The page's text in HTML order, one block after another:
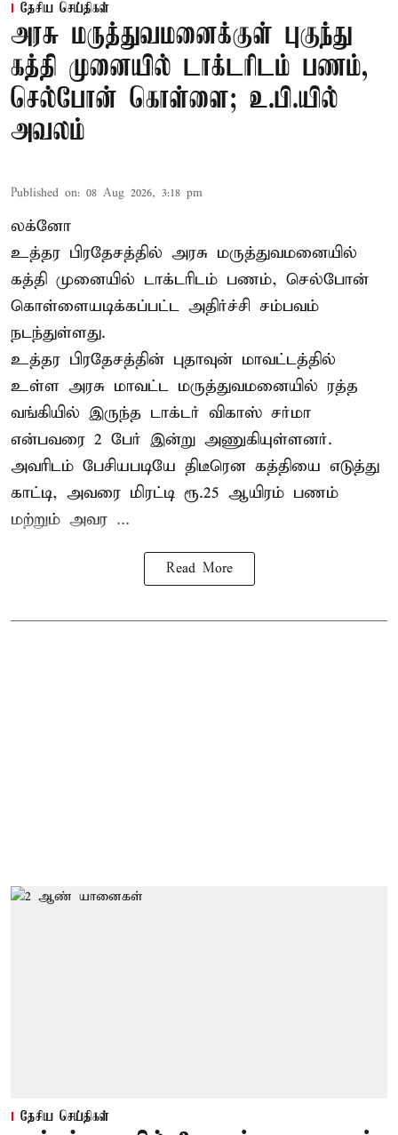
தேசிய செய்திகள்
அரசு மருத்துவமனைக்குள் புகுந்து
கத்தி முனையில் டாக்டரிடம் பணம்,
செல்போன் கொள்ளை; உ.பி.யில்
அவலம்
Published on: 08 Aug 2026, 3:18 pm
லக்னோ
உத்தர பிரதேசத்தில் அரசு மருத்துவமனையில்
கத்தி முனையில் டாக்டரிடம் பணம், செல்போன்
கொள்ளையடிக்கப்பட்ட அதிர்ச்சி சம்பவம்
நடந்துள்ளது.
உத்தர பிரதேசத்தின் புதாவுன் மாவட்டத்தில்
உள்ள அரசு மாவட்ட மருத்துவமனையில் ரத்த
வங்கியில் இருந்த டாக்டர் விகாஸ் சர்மா
என்பவரை 2 பேர் இன்று அணுகியுள்ளனர்.
அவரிடம் பேசியபடியே திடீரென கத்தியை எடுத்து
காட்டி, அவரை மிரட்டி ரூ.25 ஆயிரம் பணம்
மற்றும் அவர ...
Read More
தேசிய செய்திகள்